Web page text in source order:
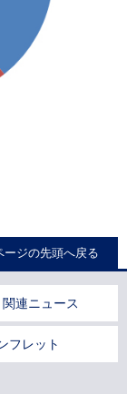
ージの先頭へ戻る
連ニュース
フレット